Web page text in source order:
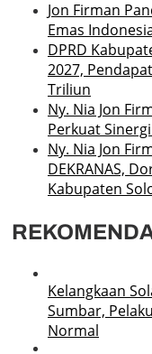
Jon Firman
Emas
DPRD
2027,
Triliun
Ny. Nia Jon
Perkuat
Ny. Nia Jon
DEKRANAS,
Kabupaten
Kelangkaan
Sumbar,
Normal